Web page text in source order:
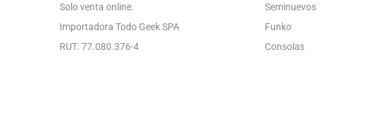
Solo venta online.
Importadora Todo Geek SPA
RUT: 77.080.376-4
Seminuevos
Funko
Consolas